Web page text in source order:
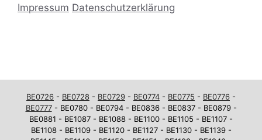
Impressum Datenschutzerklärung
BE0726 - BE0728 - BE0729 - BE0774 - BE0775 - BE0776 -
BE0777- BE0780 - BE0794 - BE0836 - BE0837 - BE0879 -
BE0881 - BE1087 - BE1088 - BE1100 - BE1105 - BE1107 -
BE1108 - BE1109 - BE1120 - BE1127 - BE1130 - BE1139 -